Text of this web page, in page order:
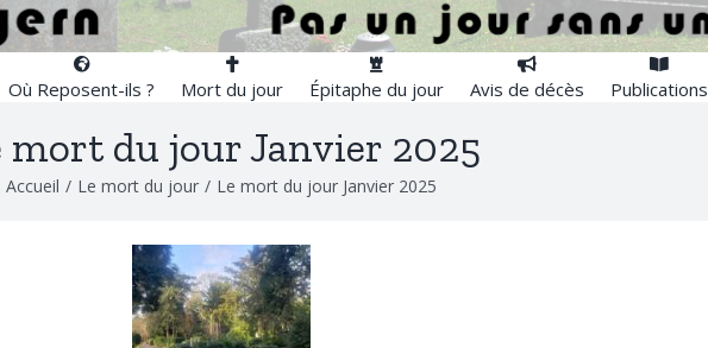
Où Reposent-ils ? Mort du jour Épitaphe du jour Avis de décès Publications
mort du jour Janvier 2025
Accueil / Le mort du jour / Le mort du jour Janvier 2025